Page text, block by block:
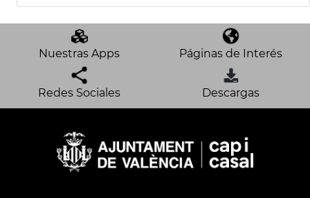
Nuestras Apps Páginas de Interés
Redes Sociales Descargas